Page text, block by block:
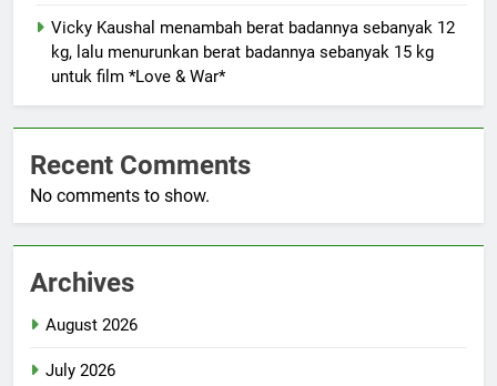
Vicky Kaushal menambah berat badannya sebanyak 12
kg, lalu menurunkan berat badannya sebanyak 15 kg
untuk film *Love & War*
Recent Comments
No comments to show.
Archives
August 2026
July 2026